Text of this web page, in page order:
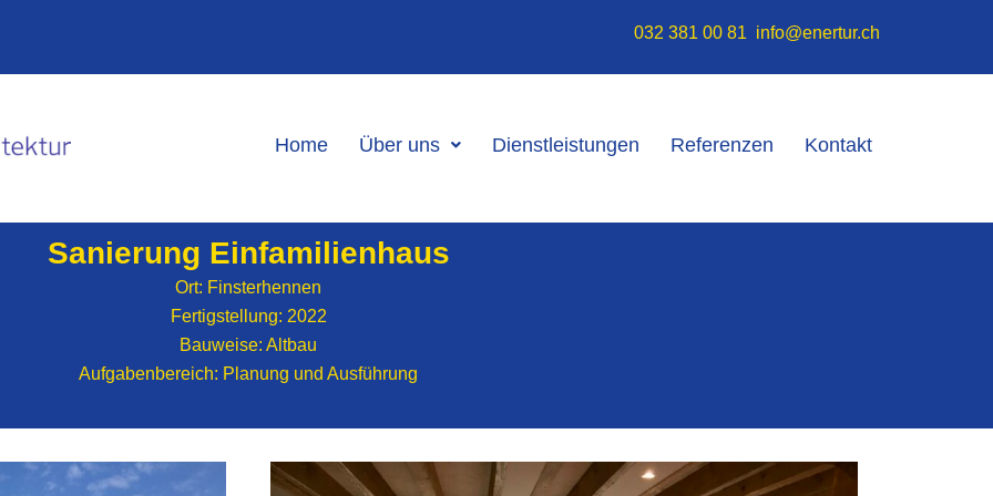
032 381 00 81 info@enertur.ch
Home Über uns Dienstleistungen Referenzen Kontakt
Sanierung Einfamilienhaus
Ort: Finsterhennen
Fertigstellung: 2022
Bauweise: Altbau
Aufgabenbereich: Planung und Ausführung